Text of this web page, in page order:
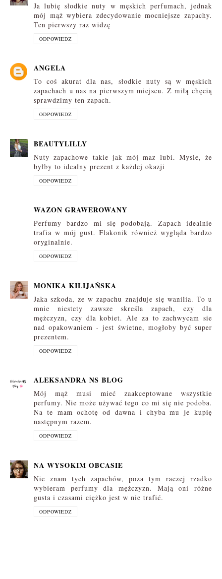
Ja lubię słodkie nuty w męskich perfumach, jednak
mój mąż wybiera zdecydowanie mocniejsze zapachy.
Ten pierwszy raz widzę
ODPOWIEDZ
ANGELA
To coś akurat dla nas, słodkie nuty są w męskich
zapachach u nas na pierwszym miejscu. Z miłą chęcią
sprawdzimy ten zapach.
ODPOWIEDZ
BEAUTYLILLY
Nuty zapachowe takie jak mój maz lubi. Mysle, że
byłby to idealny prezent z każdej okazji
ODPOWIEDZ
WAZON GRAWEROWANY
Perfumy bardzo mi się podobają. Zapach idealnie
trafia w mój gust. Flakonik również wygląda bardzo
oryginalnie.
ODPOWIEDZ
MONIKA KILIJAŃSKA
Jaka szkoda, ze w zapachu znajduje się wanilia. To u
mnie niestety zawsze skreśla zapach, czy dla
mężczyzn, czy dla kobiet. Ale za to zachwycam sie
nad opakowaniem - jest świetne, mogłoby być super
prezentem.
ODPOWIEDZ
ALEKSANDRA NS BLOG
Mój mąż musi mieć zaakceptowane wszystkie
perfumy. Nie może używać tego co mi się nie podoba.
Na te mam ochotę od dawna i chyba mu je kupię
następnym razem.
ODPOWIEDZ
NA WYSOKIM OBCASIE
Nie znam tych zapachów, poza tym raczej rzadko
wybieram perfumy dla mężczyzn. Mają oni różne
gusta i czasami ciężko jest w nie trafić.
ODPOWIEDZ